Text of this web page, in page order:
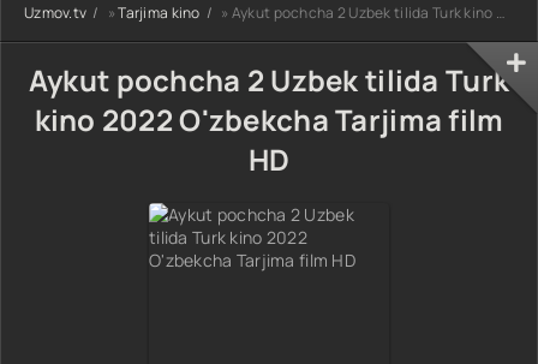
tarjima kino Full
HD tas-ix
Uzmov.tv »Tarjima kino » Aykut pochcha 2 Uzbek tilida Turk kino 2022 O'zbekcha Tarjima film HD
Aykut pochcha 2 Uzbek tilida Turk
kino 2022 O'zbekcha Tarjima film
HD